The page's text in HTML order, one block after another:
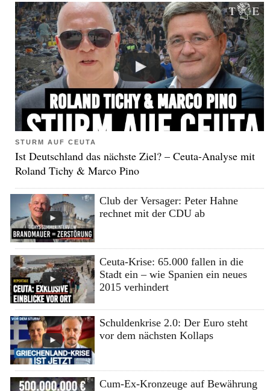
STURM AUF CEUTA
Ist Deutschland das nächste Ziel? – Ceuta-Analyse mit
Roland Tichy & Marco Pino
Club der Versager: Peter Hahne
rechnet mit der CDU ab
Ceuta-Krise: 65.000 fallen in die
Stadt ein – wie Spanien ein neues
2015 verhindert
Schuldenkrise 2.0: Der Euro steht
vor dem nächsten Kollaps
Cum-Ex-Kronzeuge auf Bewährung